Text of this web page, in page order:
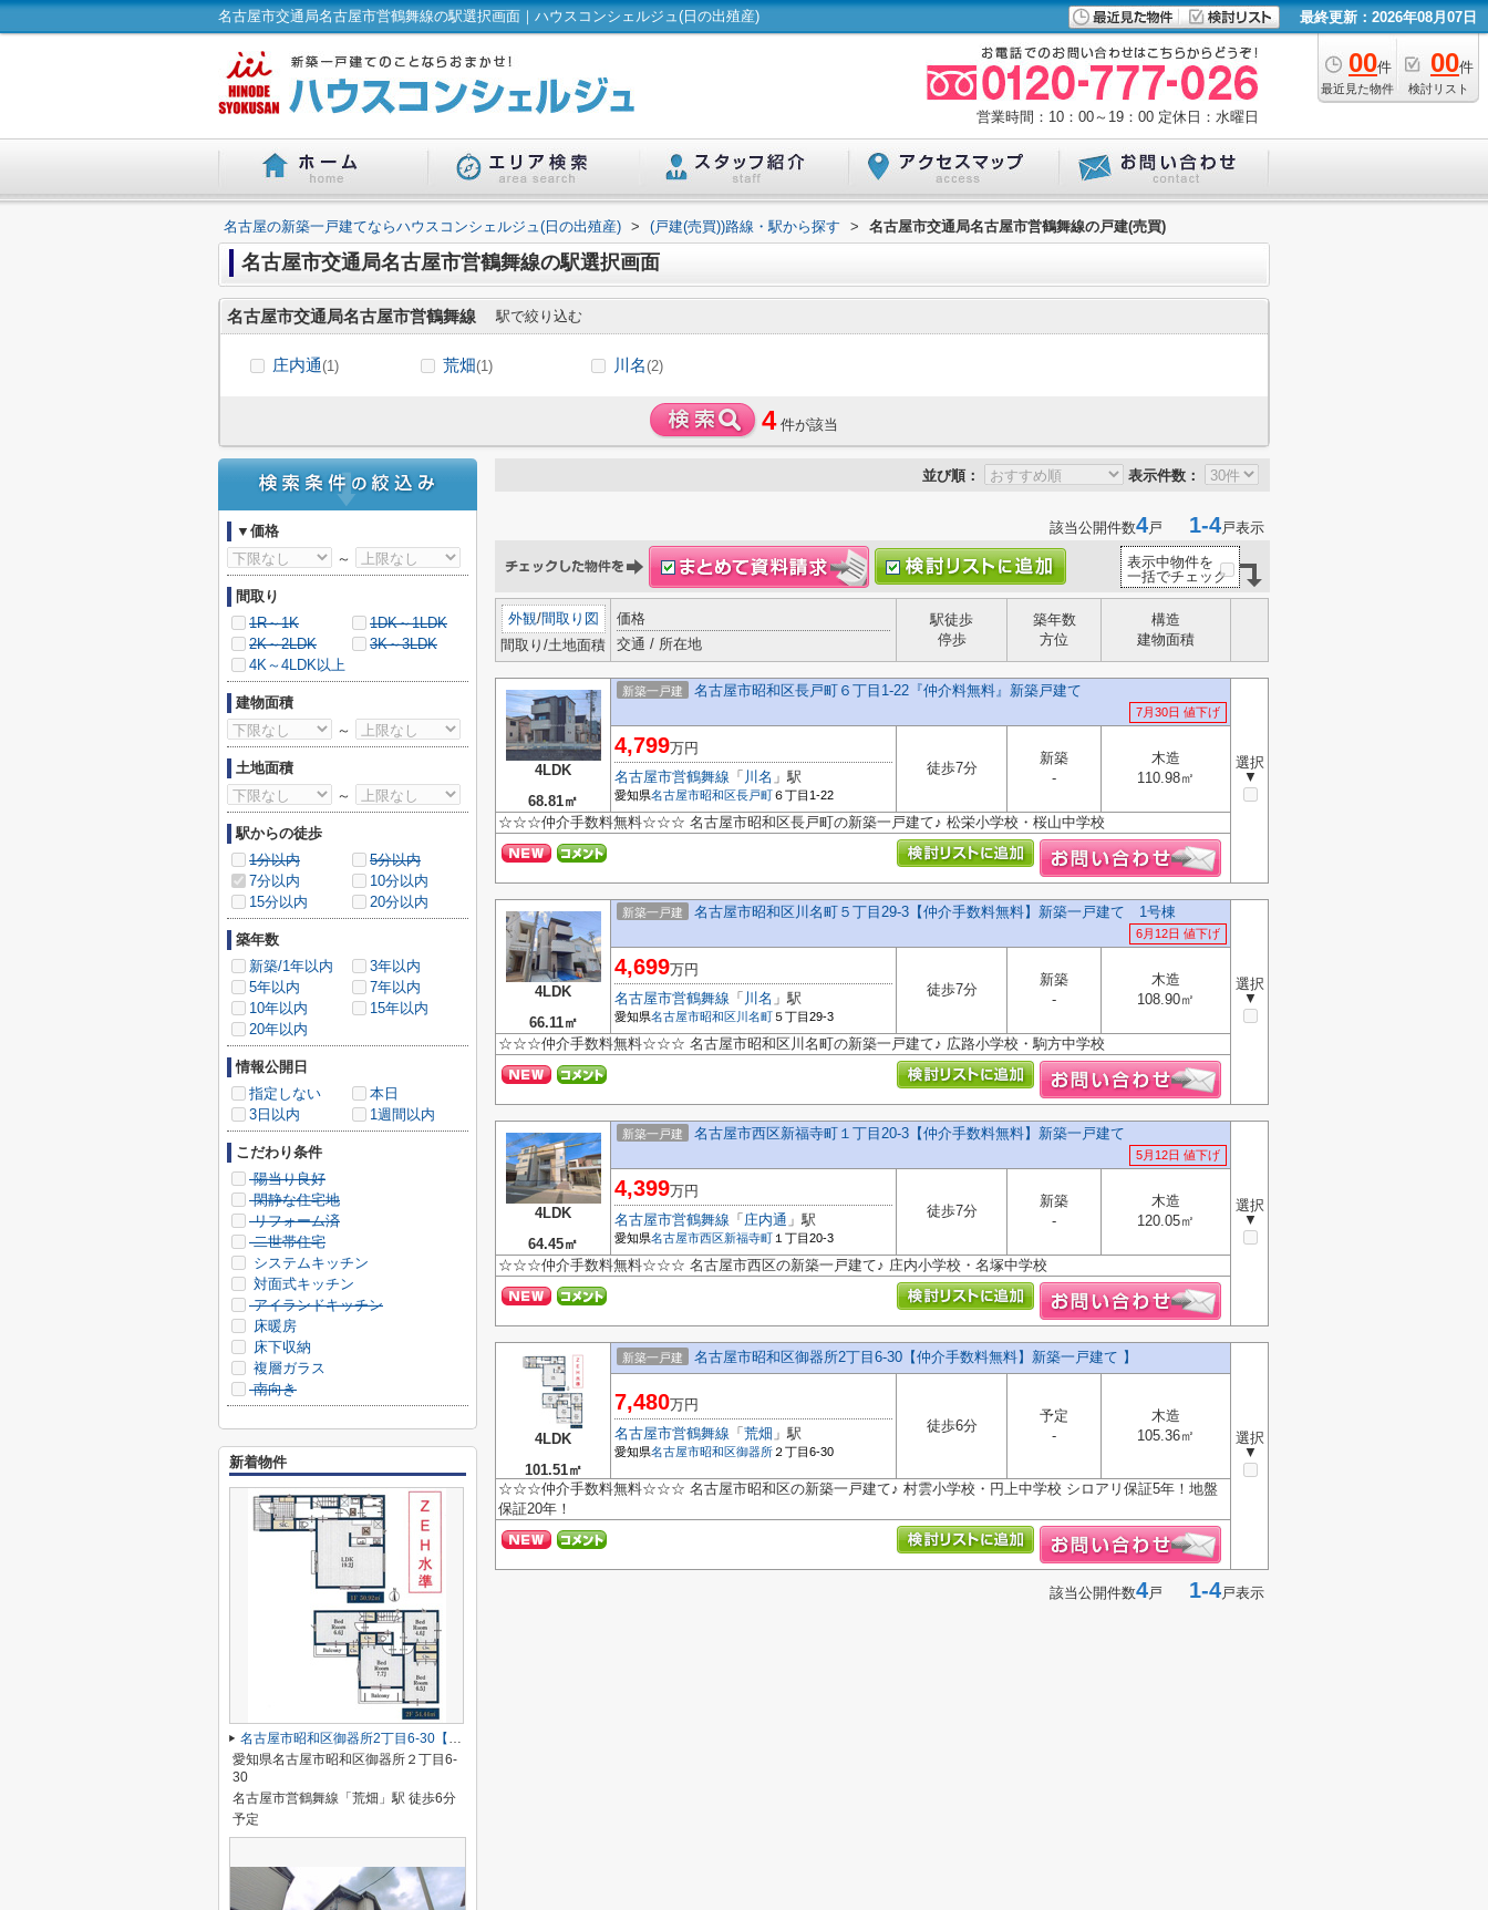
名古屋市交通局名古屋市営鶴舞線の駅選択画面｜ハウスコンシェルジュ(日の出殖産) 最終更新：2026年08月07日
00件
最近見た物件
00件
検討リスト
営業時間：10：00～19：00 定休日：水曜日
名古屋の新築一戸建てならハウスコンシェルジュ(日の出殖産) > (戸建(売買))路線・駅から探す > 名古屋市交通局名古屋市営鶴舞線の戸建(売買)
名古屋市交通局名古屋市営鶴舞線の駅選択画面
名古屋市交通局名古屋市営鶴舞線 駅で絞り込む
庄内通(1) 荒畑(1) 川名(2)
4 件が該当
並び順： 表示件数：
該当公開件数4戸 1-4戸表示
表示中物件を
一括でチェック
外観/間取り図
間取り/土地面積
価格
交通 / 所在地
駅徒歩
停歩
築年数
方位
構造
建物面積
4LDK
68.81㎡
新築一戸建 名古屋市昭和区長戸町６丁目1-22『仲介料無料』新築戸建て
7月30日 値下げ
選択
▼
4,799万円
名古屋市営鶴舞線 「 川名 」駅
愛知県名古屋市昭和区長戸町６丁目1-22
徒歩7分
新築
-
木造
110.98㎡
☆☆☆仲介手数料無料☆☆☆ 名古屋市昭和区長戸町の新築一戸建て♪ 松栄小学校・桜山中学校
4LDK
66.11㎡
新築一戸建 名古屋市昭和区川名町５丁目29-3【仲介手数料無料】新築一戸建て 1号棟
6月12日 値下げ
選択
▼
4,699万円
名古屋市営鶴舞線 「 川名 」駅
愛知県名古屋市昭和区川名町 ５丁目29-3
徒歩7分
新築
-
木造
108.90㎡
☆☆☆仲介手数料無料☆☆☆ 名古屋市昭和区川名町の新築一戸建て♪ 広路小学校・駒方中学校
4LDK
64.45㎡
新築一戸建 名古屋市西区新福寺町１丁目20-3【仲介手数料無料】新築一戸建て
5月12日 値下げ
選択
▼
4,399万円
名古屋市営鶴舞線 「 庄内通 」駅
愛知県名古屋市西区新福寺町 １丁目20-3
徒歩7分
新築
-
木造
120.05㎡
☆☆☆仲介手数料無料☆☆☆ 名古屋市西区の新築一戸建て♪ 庄内小学校・名塚中学校
4LDK
101.51㎡
新築一戸建 名古屋市昭和区御器所2丁目6-30【仲介手数料無料】新築一戸建て 】
選択
▼
7,480万円
名古屋市営鶴舞線 「 荒畑 」駅
愛知県名古屋市昭和区御器所 ２丁目6-30
徒歩6分
予定
-
木造
105.36㎡
☆☆☆仲介手数料無料☆☆☆ 名古屋市昭和区の新築一戸建て♪ 村雲小学校・円上中学校 シロアリ保証5年！地盤
保証20年！
該当公開件数4戸 1-4戸表示
▼価格
～
間取り
1R～1K
1DK～1LDK
2K～2LDK
3K～3LDK
4K～4LDK以上
建物面積
～
土地面積
～
駅からの徒歩
1分以内
5分以内
7分以内
10分以内
15分以内
20分以内
築年数
新築/1年以内
3年以内
5年以内
7年以内
10年以内
15年以内
20年以内
情報公開日
指定しない
本日
3日以内
1週間以内
こだわり条件
陽当り良好
閑静な住宅地
リフォーム済
二世帯住宅
システムキッチン
対面式キッチン
アイランドキッチン
床暖房
床下収納
複層ガラス
南向き
新着物件
名古屋市昭和区御器所2丁目6-30【仲介手数料無料】新築一戸建て 】
愛知県名古屋市昭和区御器所２丁目6-
30
名古屋市営鶴舞線「荒畑」駅 徒歩6分
予定